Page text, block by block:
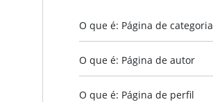
O que é: Página de categoria
O que é: Página de autor
O que é: Página de perfil